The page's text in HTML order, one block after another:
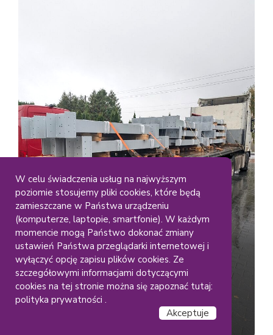
Duze Elementy
Gabaryty
Lakiernia Koczargi
Malowanie dużych
konstrukcji stalowych – RAL
(9006)
W celu świadczenia usług na najwyższym
poziomie stosujemy pliki cookies, które będą
zamieszczane w Państwa urządzeniu
(komputerze, laptopie, smartfonie). W każdym
momencie mogą Państwo dokonać zmiany
ustawień Państwa przeglądarki internetowej i
wyłączyć opcję zapisu plików cookies. Ze
szczegółowymi informacjami dotyczącymi
cookies na tej stronie można się zapoznać tutaj:
polityka prywatności .
Akceptuje